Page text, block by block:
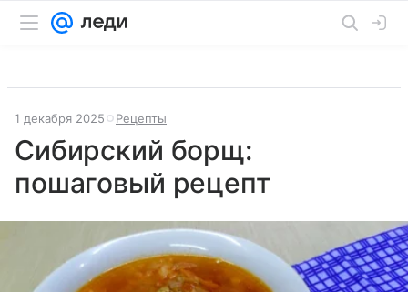
1 декабря 2025 Рецепты
Сибирский борщ:
пошаговый рецепт